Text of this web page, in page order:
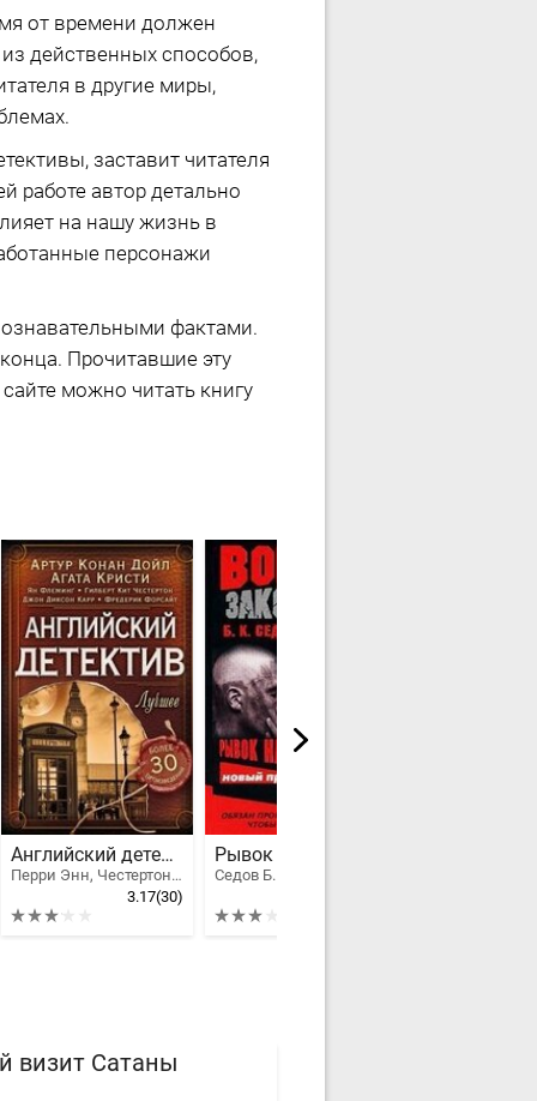
от времени должен
действенных способов,
в другие миры,
заставит читателя
работе автор детально
на нашу жизнь в
персонажи
фактами.
Прочитавшие эту
можно читать книгу
Английский детектив. Лучшее
Перри Энн, Честертон Гилберт Кийт, Конан Дойл Артур Игнатиус, Форсайт Фредерик, Карр Джон Диксон, Флеминг Ян, Агата Кристи Маллован, Брэтт Саймон, Барнард Роберт, Нейо Марш
3.17(30)
Рывок на волю
Седов Б. К.
визит Сатаны